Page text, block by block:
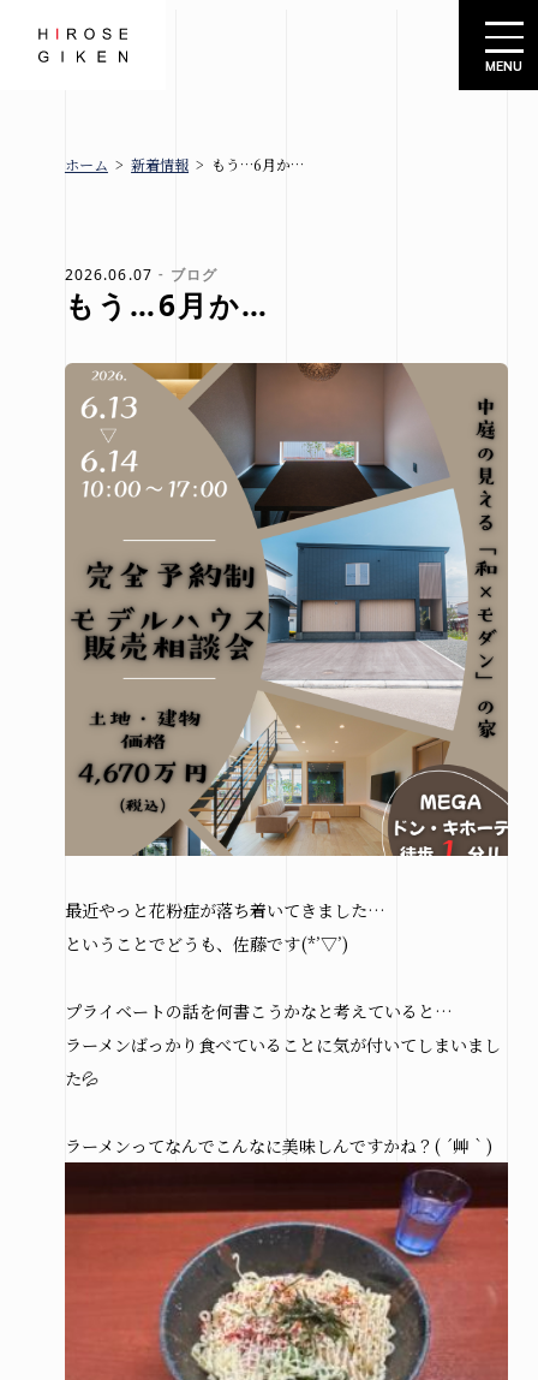
株式会社広瀬技建
ホーム > 新着情報 > もう…6月か…
2026.06.07 ブログ
もう…6月か…
最近やっと花粉症が落ち着いてきました…
ということでどうも、佐藤です(*’▽’)
プライベートの話を何書こうかなと考えていると…
ラーメンばっかり食べていることに気が付いてしまいまし
た💦
ラーメンってなんでこんなに美味しんですかね？( ´艸｀)
広瀬技建
規格住宅
ソーレ-
建売情報
札幌
市
市
その他
施工実績
札幌
北見
支店
イベ
ント
情報
会社概要
@hirose_giken
@hirosegiken
お問い合わせ
来場予約はこちら
資料請求はこちら